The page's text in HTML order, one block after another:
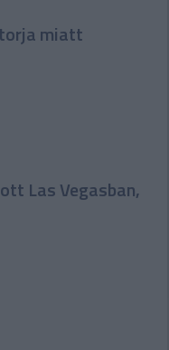
miatt
Las Vegasban,